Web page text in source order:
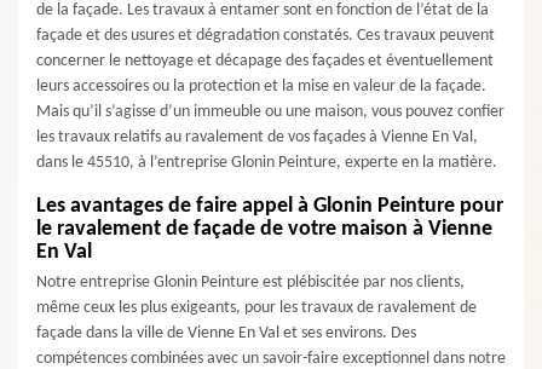
de la façade. Les travaux à entamer sont en fonction de l’état de la
façade et des usures et dégradation constatés. Ces travaux peuvent
concerner le nettoyage et décapage des façades et éventuellement
leurs accessoires ou la protection et la mise en valeur de la façade.
Mais qu’il s’agisse d’un immeuble ou une maison, vous pouvez confier
les travaux relatifs au ravalement de vos façades à Vienne En Val,
dans le 45510, à l’entreprise Glonin Peinture, experte en la matière.
Les avantages de faire appel à Glonin Peinture pour
le ravalement de façade de votre maison à Vienne
En Val
Notre entreprise Glonin Peinture est plébiscitée par nos clients,
même ceux les plus exigeants, pour les travaux de ravalement de
façade dans la ville de Vienne En Val et ses environs. Des
compétences combinées avec un savoir-faire exceptionnel dans notre